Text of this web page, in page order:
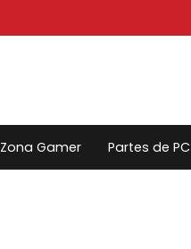
Zona Gamer Partes de PC